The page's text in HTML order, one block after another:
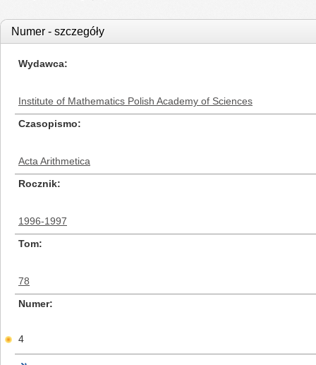
Numer - szczegóły
Wydawca
Institute of Mathematics Polish Academy of Sciences
Czasopismo
Acta Arithmetica
Rocznik
1996-1997
Tom
78
Numer
4